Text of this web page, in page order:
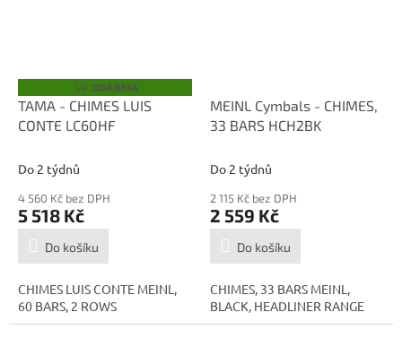
Z
D
A
R
ZDARMA
TAMA - CHIMES LUIS
CONTE LC60HF
Do 2 týdnů
4 560 Kč bez DPH
5 518 Kč
Do košíku
CHIMES LUIS CONTE MEINL,
60 BARS, 2 ROWS
MEINL Cymbals - CHIMES,
33 BARS HCH2BK
Do 2 týdnů
2 115 Kč bez DPH
2 559 Kč
Do košíku
CHIMES, 33 BARS MEINL,
BLACK, HEADLINER RANGE